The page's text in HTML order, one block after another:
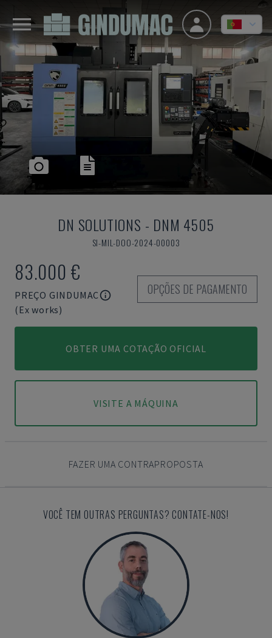
DN SOLUTIONS - DNM 4505
SI-MIL-DOO-2024-00003
83.000 €
PREÇO GINDUMAC
(Ex works)
OPÇÕES DE PAGAMENTO
OBTER UMA COTAÇÃO OFICIAL
VISITE A MÁQUINA
FAZER UMA CONTRAPROPOSTA
VOCÊ TEM OUTRAS PERGUNTAS? CONTATE-NOS!